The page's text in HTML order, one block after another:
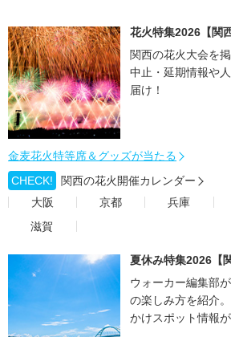
花火特集2026【関西
関西の花火大会を
中止・延期情報や
届け！
金麦花火特等席＆グッズが当たる
CHECK!
関西の花火開催カレンダー
大阪
京都 兵庫
滋賀
夏休み特集2026【
ウォーカー編集部
の楽しみ方を紹介
かけスポット情報